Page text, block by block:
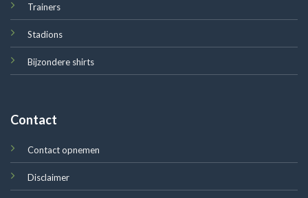
Trainers
Stadions
Bijzondere shirts
Contact
Contact opnemen
Disclaimer